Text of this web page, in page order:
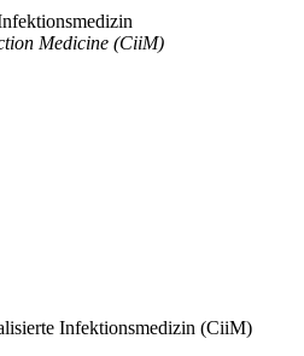
Medicine (CiiM)
Infektionsmedizin (CiiM)